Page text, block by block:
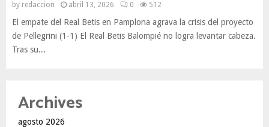
by redaccion abril 13, 2026 0 512
El empate del Real Betis en Pamplona agrava la crisis del proyecto
de Pellegrini (1-1) El Real Betis Balompié no logra levantar cabeza.
Tras su...
Archives
agosto 2026